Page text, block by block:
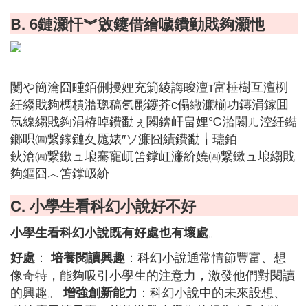
B. 6鏈灝忓︾敓鑳借繪噦鐨勭戝夠灝忚
闄や簡瀹囧畽銆侀摱娌充箣綾誨畯澶т富棰樹互澶栵
紝縐戝夠榪樻湁璁稿氬彲鑳芥с傝繖濂椾功鏄涓鎵囬
氬線縐戝夠涓栫晫鐨勫ぇ闂錛屽畠娌℃湁闂ㄦ涳紝鐑
鎯呮㈣繋鎵鏈夊厖婊″ソ濂囧績鐨勫╁瓙銆
鈥滄㈣繋鏉ュ埌騫寵屼笘鐣屸濓紒嬈㈣繋鏉ュ埌縐戝
夠鏂囧︿笘鐣岋紒
C. 小學生看科幻小說好不好
小學生看科幻小說既有好處也有壞處。
好處 ：培養閱讀興趣 ：科幻小說通常情節豐富、想
像奇特，能夠吸引小學生的注意力，激發他們對閱讀
的興趣。增強創新能力 ：科幻小說中的未來設想、